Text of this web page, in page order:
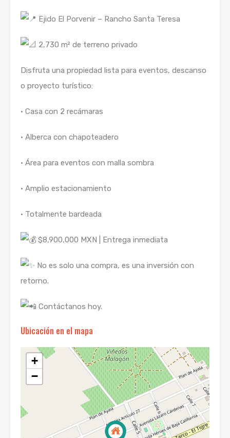
Ejido El Porvenir – Rancho Santa Teresa
2,730 m² de terreno privado
Disfruta una propiedad lista para eventos, descanso
o proyecto turístico:
• Casa con 2 recámaras
• Alberca con chapoteadero
• Área para eventos con malla sombra
• Amplio estacionamiento
• Totalmente bardeada
$8,900,000 MXN | Entrega inmediata
No es solo una compra, es una inversión con
retorno.
Contáctanos hoy.
Ubicación en el mapa
+
−